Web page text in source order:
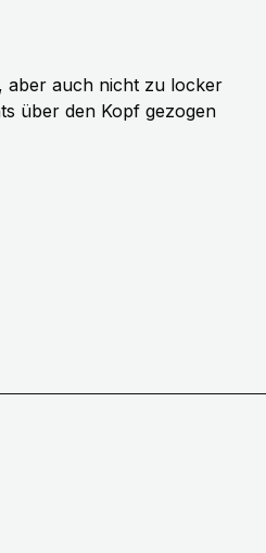
aber auch nicht zu locker
über den Kopf gezogen